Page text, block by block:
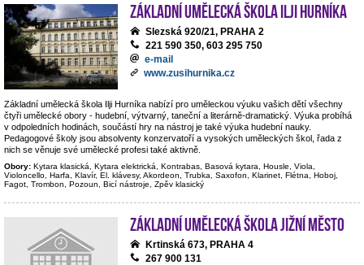
Základní umělecká škola Ilji Hurníka
Slezská 920/21, PRAHA 2
221 590 350, 603 295 750
e-mail
www.zusihurnika.cz
Základní umělecká škola Ilji Hurníka nabízí pro uměleckou výuku vašich dětí všechny
čtyři umělecké obory - hudební, výtvarný, taneční a literárně-dramatický. Výuka probíhá
v odpoledních hodinách, součástí hry na nástroj je také výuka hudební nauky.
Pedagogové školy jsou absolventy konzervatoří a vysokých uměleckých škol, řada z
nich se věnuje své umělecké profesi také aktivně.
Obory: Kytara klasická, Kytara elektrická, Kontrabas, Basová kytara, Housle, Viola,
Violoncello, Harfa, Klavír, El. klávesy, Akordeon, Trubka, Saxofon, Klarinet, Flétna, Hoboj,
Fagot, Trombon, Pozoun, Bicí nástroje, Zpěv klasický
Základní umělecká škola Jižní Město
Krtinská 673, PRAHA 4
267 900 131